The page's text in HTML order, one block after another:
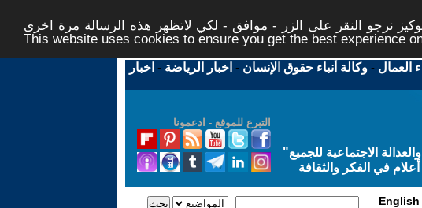
نرجو النقر على الزر - موافق - لكي لاتظهر هذه الرسالة مرة اخرى -
This website uses cookies to ensure you get the best experience
العمال -وكالة أنباء حقوق الإنسان - اخبار الرياضة - اخبار
التبرع للموقع - ادعمونا
الاجتماعية للجميع"
في الفكر والثقافة
English